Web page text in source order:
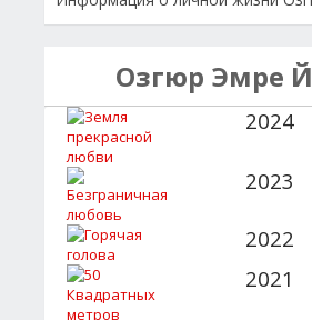
Озгюр Эмре
2024
2023
2022
2021